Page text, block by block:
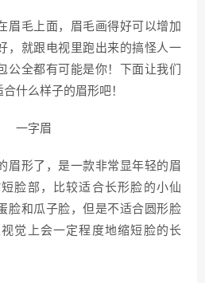
眉毛上面，眉毛画得好可以增加
，就跟电视里跑出来的搞怪人一
公全都有可能是你！下面让我们
什么样子的眉形吧！
眉形了，是一款非常显年轻的眉
脸部，比较适合长形脸的小仙
脸和瓜子脸，但是不适合圆形脸
觉上会一定程度地缩短脸的长